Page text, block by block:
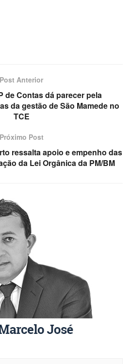
Post Anterior
de Contas dá parecer pela
da gestão de São Mamede no
TCE
Próximo Post
ressalta apoio e empenho das
da Lei Orgânica da PM/BM